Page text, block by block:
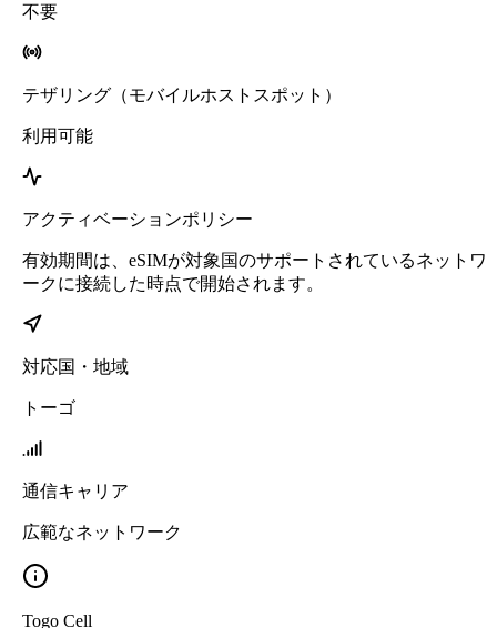
不要
テザリング（モバイルホストスポット）
利用可能
アクティベーションポリシー
有効期間は、eSIMが対象国のサポートされているネットワ
ークに接続した時点で開始されます。
対応国・地域
トーゴ
通信キャリア
広範なネットワーク
Togo Cell